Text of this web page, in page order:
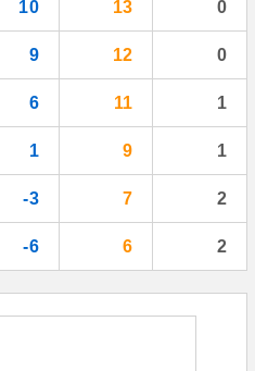
10 13 0
9 12 0
6 11 1
1 9 1
-3 7 2
-6 6 2